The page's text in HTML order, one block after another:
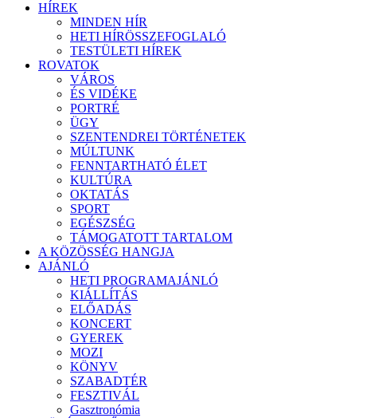
HÍREK
MINDEN HÍR
HETI HÍRÖSSZEFOGLALÓ
TESTÜLETI HÍREK
ROVATOK
VÁROS
ÉS VIDÉKE
PORTRÉ
ÜGY
SZENTENDREI TÖRTÉNETEK
MÚLTUNK
FENNTARTHATÓ ÉLET
KULTÚRA
OKTATÁS
SPORT
EGÉSZSÉG
TÁMOGATOTT TARTALOM
A KÖZÖSSÉG HANGJA
AJÁNLÓ
HETI PROGRAMAJÁNLÓ
KIÁLLÍTÁS
ELŐADÁS
KONCERT
GYEREK
MOZI
KÖNYV
SZABADTÉR
FESZTIVÁL
Gasztronómia